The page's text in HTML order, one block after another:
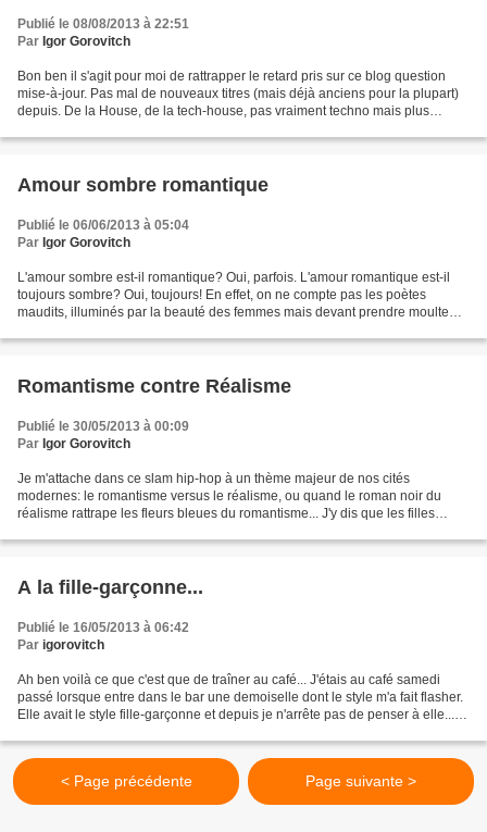
Publié le 08/08/2013 à 22:51
Par Igor Gorovitch
Bon ben il s'agit pour moi de rattrapper le retard pris sur ce blog question
mise-à-jour. Pas mal de nouveaux titres (mais déjà anciens pour la plupart)
depuis. De la House, de la tech-house, pas vraiment techno mais plus
Amour sombre romantique
Publié le 06/06/2013 à 05:04
Par Igor Gorovitch
L'amour sombre est-il romantique? Oui, parfois. L'amour romantique est-il
toujours sombre? Oui, toujours! En effet, on ne compte pas les poètes
maudits, illuminés par la beauté des femmes mais devant prendre moulte
Romantisme contre Réalisme
Publié le 30/05/2013 à 00:09
Par Igor Gorovitch
Je m'attache dans ce slam hip-hop à un thème majeur de nos cités
modernes: le romantisme versus le réalisme, ou quand le roman noir du
réalisme rattrape les fleurs bleues du romantisme... J'y dis que les filles
A la fille-garçonne...
Publié le 16/05/2013 à 06:42
Par igorovitch
Ah ben voilà ce que c'est que de traîner au café... J'étais au café samedi
passé lorsque entre dans le bar une demoiselle dont le style m'a fait flasher.
Elle avait le style fille-garçonne et depuis je n'arrête pas de penser à elle...
< Page précédente Page suivante >